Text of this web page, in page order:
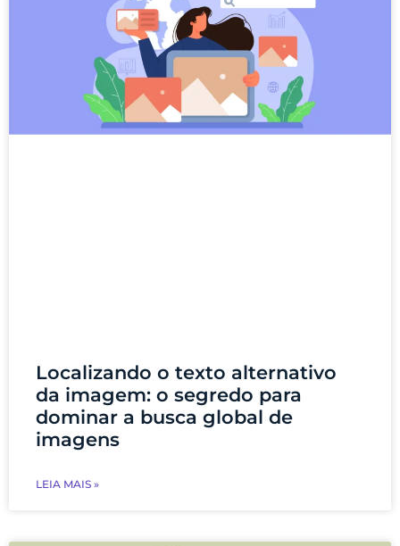
Localizando o texto alternativo
da imagem: o segredo para
dominar a busca global de
imagens
LEIA MAIS »